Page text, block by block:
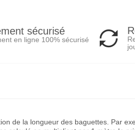
sécurisé
en ligne 100% sécurisé
de la longueur des baguettes. Par